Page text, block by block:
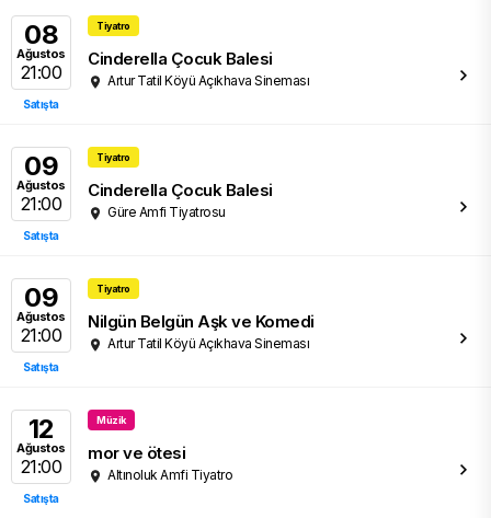
08
Ağustos
21:00
Satışta
Tiyatro
Cinderella Çocuk Balesi
Artur Tatil Köyü Açıkhava Sineması
09
Ağustos
21:00
Satışta
Tiyatro
Cinderella Çocuk Balesi
Güre Amfi Tiyatrosu
09
Ağustos
21:00
Satışta
Tiyatro
Nilgün Belgün Aşk ve Komedi
Artur Tatil Köyü Açıkhava Sineması
12
Ağustos
21:00
Satışta
Müzik
mor ve ötesi
Altınoluk Amfi Tiyatro